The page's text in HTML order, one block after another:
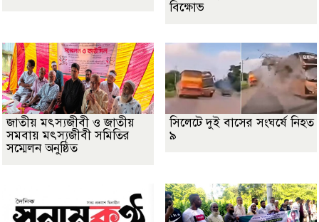
বিক্ষোভ
জাতীয় মৎস্যজীবী ও জাতীয়
সমবায় মৎস্যজীবী সমিতির
সম্মেলন অনুষ্ঠিত
সিলেটে দুই বাসের সংঘর্ষে নিহত
৯